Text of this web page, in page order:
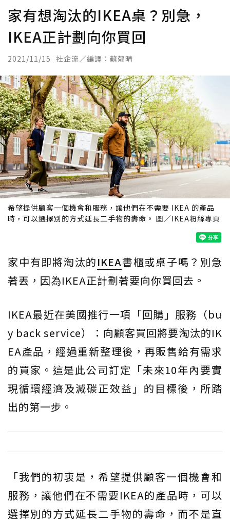
家有想淘汰的IKEA桌？別急，
IKEA正計劃向你買回
2021/11/15 社企流／編譯：蘇郁晴
希望提供顧客一個機會和服務，讓他們在不需要 IKEA 的產品
時，可以選擇別的方式延長二手物的壽命。 圖／IKEA粉絲專頁
家中有即將淘汰的IKEA書櫃或桌子嗎？別急
著丟，因為IKEA正計劃著要向你買回去。
IKEA最近在美國推行一項「回購」服務（bu
y back service）：向顧客買回將要淘汰的IK
EA產品，經過重新整理後，再販售給有需求
的買家。這是此公司訂定「未來10年內要實
現循環經濟及減碳正效益」的目標後，所踏
出的第一步。
「我們的初衷是，希望提供顧客一個機會和
服務，讓他們在不需要IKEA的產品時，可以
選擇別的方式延長二手物的壽命，而不是直